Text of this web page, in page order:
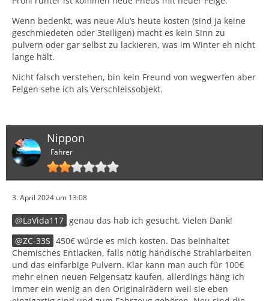
Wenn bedenkt, was neue Alu‘s heute kosten (sind ja keine
geschmiedeten oder 3teiligen) macht es kein Sinn zu
pulvern oder gar selbst zu lackieren, was im Winter eh nicht
lange hält.
Nicht falsch verstehen, bin kein Freund von wegwerfen aber
Felgen sehe ich als Verschleissobjekt.
Nippon
Fahrer
3. April 2024 um 13:08
LaVida117 genau das hab ich gesucht. Vielen Dank!
ZC-33S 450€ würde es mich kosten. Das beinhaltet
Chemisches Entlacken, falls nötig händische Strahlarbeiten
und das einfarbige Pulvern. Klar kann man auch für 100€
mehr einen neuen Felgensatz kaufen, allerdings häng ich
immer ein wenig an den Originalrädern weil sie eben